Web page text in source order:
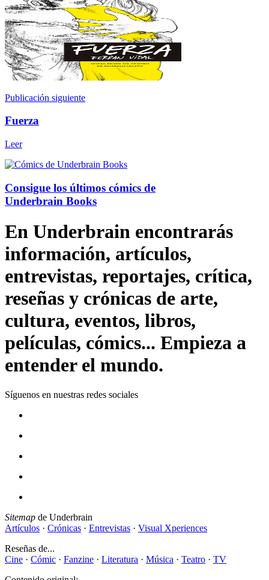
Publicación siguiente
Fuerza
Leer
Consigue los últimos cómics de
Underbrain Books
En Underbrain encontrarás
información, artículos,
entrevistas, reportajes, crítica,
reseñas y crónicas de arte,
cultura, eventos, libros,
películas, cómics... Empieza a
entender el mundo.
Síguenos en nuestras redes sociales
Sitemap de Underbrain
Artículos · Crónicas · Entrevistas · Visual Xperiences
Reseñas de...
Cine · Cómic · Fanzine · Literatura · Música · Teatro · TV